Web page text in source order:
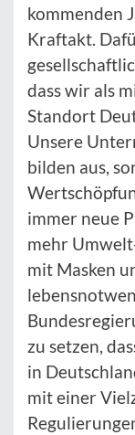
kommenden
Kraftakt.
dass wir als
Standort
Unsere
bilden aus,
immer neue
mehr
mit Masken
zu setzen,
in
mit einer